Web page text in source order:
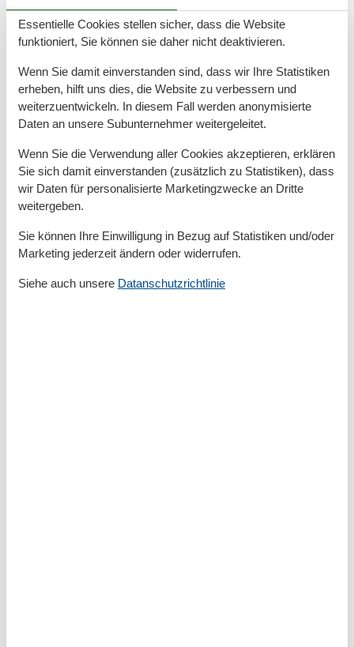
Kinder einrichtungen
Familienfreundlich
Backofen
Bettwäsche
Deichblick
Doppelbett
Einkaufsservice
Gefriermöglichkeit
Handtücher
Heizung
Insektenschutz/Gaze
Internet - WLAN
Kaffeemaschine
Essentielle Cookies stellen sicher, dass die Website
funktioniert, Sie können sie daher nicht deaktivieren.
Wenn Sie damit einverstanden sind, dass wir Ihre Statistiken
erheben, hilft uns dies, die Website zu verbessern und
weiterzuentwickeln. In diesem Fall werden anonymisierte
Daten an unsere Subunternehmer weitergeleitet.
Wenn Sie die Verwendung aller Cookies akzeptieren, erklären
Sie sich damit einverstanden (zusätzlich zu Statistiken), dass
wir Daten für personalisierte Marketingzwecke an Dritte
weitergeben.
Sie können Ihre Einwilligung in Bezug auf Statistiken und/oder
Marketing jederzeit ändern oder widerrufen.
Siehe auch unsere Datanschutzrichtlinie